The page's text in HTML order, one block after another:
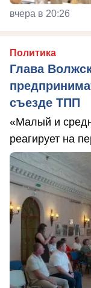
вчера в 20:26
Политика
Глава
съезде ТПП
«Малый и
реагирует на